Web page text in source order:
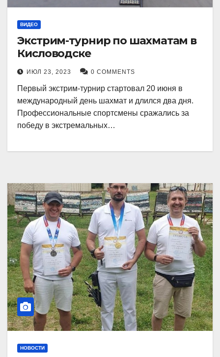
ВИДЕО
Экстрим-турнир по шахматам в
Кисловодске
ИЮЛ 23, 2023 0 COMMENTS
Первый экстрим-турнир стартовал 20 июня в
международный день шахмат и длился два дня.
Профессиональные спортсмены сражались за
победу в экстремальных…
НОВОСТИ